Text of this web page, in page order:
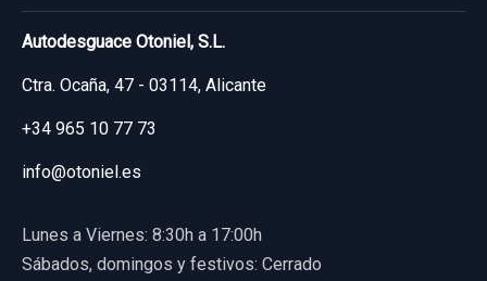
Ref:755041 OEM:
13,21 €
Sin IVA, gastos de envío no incluidos.
Autodesguace Otoniel, S.L.
Ctra. Ocaña, 47 - 03114, Alicante
+34 965 10 77 73
info@otoniel.es
Lunes a Viernes: 8:30h a 17:00h
Sábados, domingos y festivos: Cerrado